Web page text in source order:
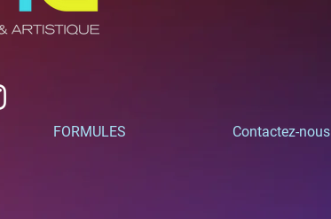
FORMULES Contactez-nous